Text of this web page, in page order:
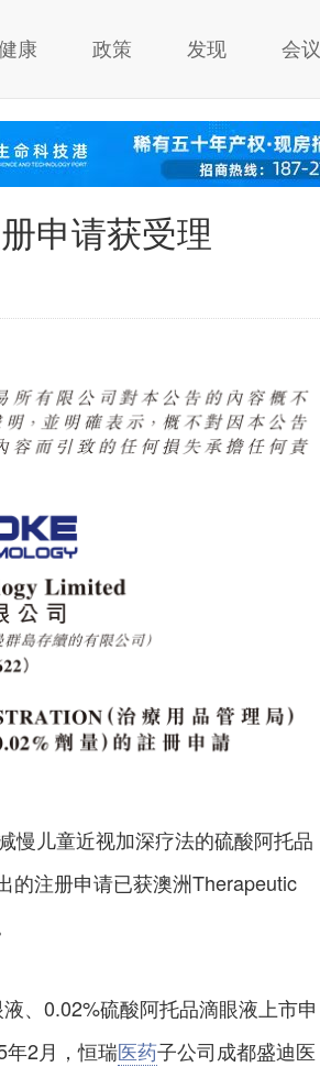
康 政策 发现 会议
申请获受理
慢儿童近视加深疗法的硫酸阿托品
的注册申请已获澳洲Therapeutic
、0.02%硫酸阿托品滴眼液上市申
年2月，恒瑞医药子公司成都盛迪医